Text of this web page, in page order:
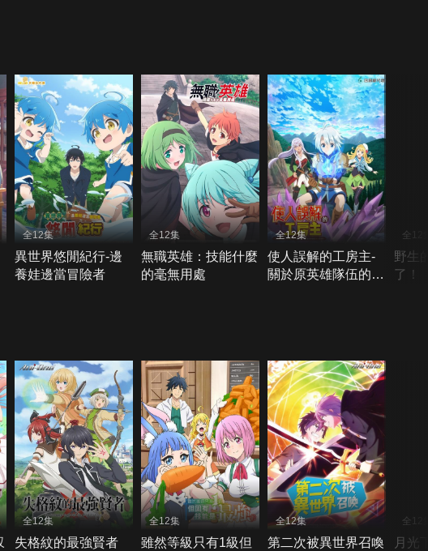
全12集
異世界悠閒紀行-邊
養娃邊當冒險者
全12集
無職英雄：技能什麼
的毫無用處
全12集
使人誤解的工房主-
關於原英雄隊伍的雜
全12
野生
了！
全12集
失格紋的最強賢者
全12集
雖然等級只有1級但
全12集
第二次被異世界召喚
全12
月光